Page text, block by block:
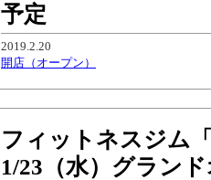
予定
2019.2.20
開店（オープン）
フィットネスジム
1/23（水）グラン